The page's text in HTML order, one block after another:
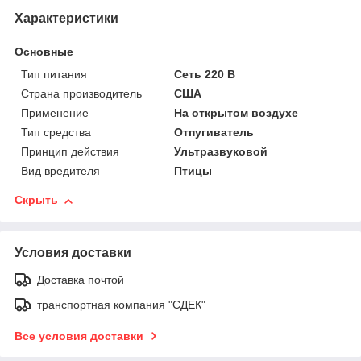
Характеристики
Основные
Тип питания
Сеть 220 В
Страна производитель
США
Применение
На открытом воздухе
Тип средства
Отпугиватель
Принцип действия
Ультразвуковой
Вид вредителя
Птицы
Скрыть
Условия доставки
Доставка почтой
транспортная компания "СДЕК"
Все условия доставки